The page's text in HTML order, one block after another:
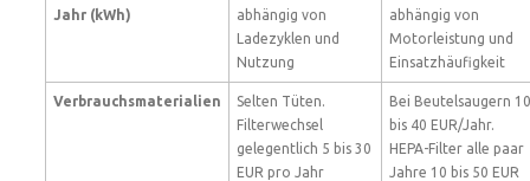
Jahr (kWh)
abhängig von
Ladezyklen und
Nutzung
abhängig von
Motorleistung und
Einsatzhäufigkeit
Verbrauchsmaterialien
Selten Tüten.
Filterwechsel
gelegentlich 5 bis 30
EUR pro Jahr
Bei Beutelsaugern 10
bis 40 EUR/Jahr.
HEPA-Filter alle paar
Jahre 10 bis 50 EUR